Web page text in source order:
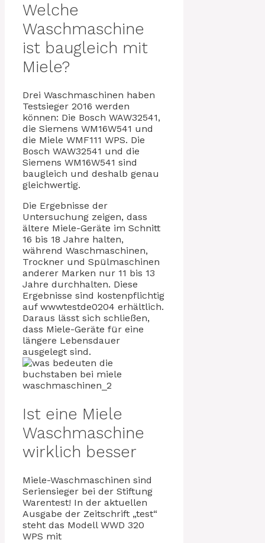
Welche
Waschmaschine
ist baugleich mit
Miele?
Drei Waschmaschinen haben
Testsieger 2016 werden
können: Die Bosch WAW32541,
die Siemens WM16W541 und
die Miele WMF111 WPS. Die
Bosch WAW32541 und die
Siemens WM16W541 sind
baugleich und deshalb genau
gleichwertig.
Die Ergebnisse der
Untersuchung zeigen, dass
ältere Miele-Geräte im Schnitt
16 bis 18 Jahre halten,
während Waschmaschinen,
Trockner und Spülmaschinen
anderer Marken nur 11 bis 13
Jahre durchhalten. Diese
Ergebnisse sind kostenpflichtig
auf wwwtestde0204 erhältlich.
Daraus lässt sich schließen,
dass Miele-Geräte für eine
längere Lebensdauer
ausgelegt sind.
Ist eine Miele
Waschmaschine
wirklich besser
Miele-Waschmaschinen sind
Seriensieger bei der Stiftung
Warentest! In der aktuellen
Ausgabe der Zeitschrift „test“
steht das Modell WWD 320
WPS mit